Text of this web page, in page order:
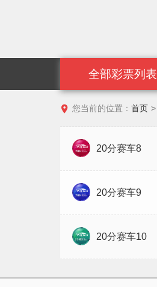
全部彩票列表
 您当前的位置： 首页 >
20分赛车8
20分赛车9
20分赛车10